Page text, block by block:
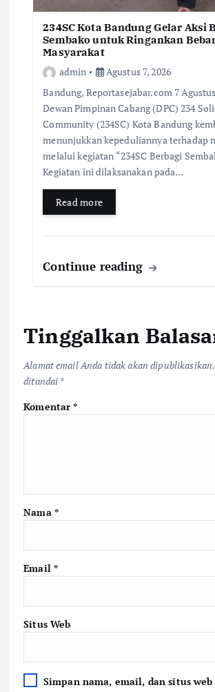
234SC Kota Bandung Gelar Aksi
Sembako untuk Ringankan
Masyarakat
admin
Agustus 7, 2026
Bandung, Reportasejabar.com 7
Dewan Pimpinan Cabang (DPC) 234
Community (234SC) Kota Bandung
menunjukkan kepeduliannya terhadap
melalui kegiatan “234SC Berbagi
Kegiatan ini dilaksanakan pada…
Read more
Continue reading
Tinggalkan
Alamat email Anda tidak akan dipublikasikan.
ditandai *
Komentar*
Nama *
Email *
Situs Web
Simpan nama, email, dan situs web